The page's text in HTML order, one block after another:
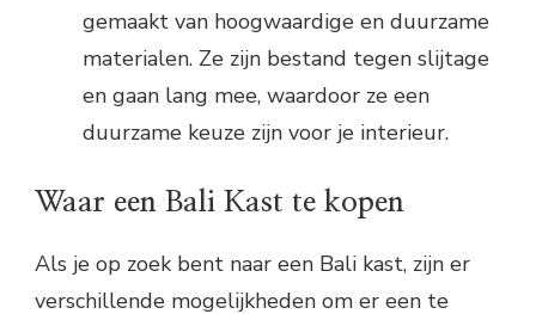
gemaakt van hoogwaardige en duurzame
materialen. Ze zijn bestand tegen slijtage
en gaan lang mee, waardoor ze een
duurzame keuze zijn voor je interieur.
Waar een Bali Kast te kopen
Als je op zoek bent naar een Bali kast, zijn er
verschillende mogelijkheden om er een te